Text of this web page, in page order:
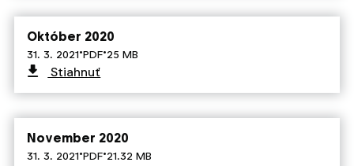
Október 2020
31. 3. 2021·PDF·25 MB
Stiahnuť
November 2020
31. 3. 2021·PDF·21.32 MB